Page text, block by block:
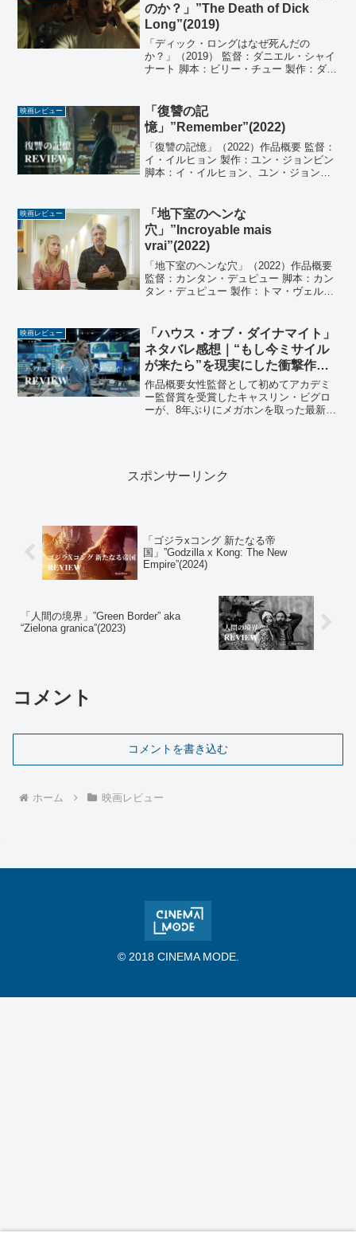
のか？」”The Death of Dick
Long”(2019)
「ディック・ロングはなぜ死んだの
か？」（2019） 監督：ダニエル・シャイ
ナート 脚本：ビリー・チュー 製作：ダニ
バート・マクダウェル 撮影：アシュレ
イ・コナー...
映画レビュー
「復讐の記
憶」”Remember”(2022)
「復讐の記憶」（2022）作品概要 監督：
イ・イルヒョン 製作：ユン・ジョンビン
脚本：イ・イルヒョン、ユン・ジョンビ
ンボム 音楽：ファン・サンジュン 出演：
イ...
映画レビュー
「地下室のヘンな
穴」”Incroyable mais
vrai”(2022)
「地下室のヘンな穴」（2022）作品概要
監督：カンタン・デュピュー 脚本：カン
タン・デュピュー 製作：トマ・ヴェルア
ュピュー 編集：カンタン・デュピュー 出
演：ラン...
映画レビュー
「ハウス・オブ・ダイナマイト」
ネタバレ感想｜“もし今ミサイル
が来たら”を現実にした衝撃作
【Netflix】
作品概要女性監督として初めてアカデミ
ー監督賞を受賞したキャスリン・ビグロ
ーが、8年ぶりにメガホンを取った最新
スポンサーリンク
「ゴジラxコング 新たなる帝
国」”Godzilla x Kong: The New
Empire”(2024)
「人間の境界」”Green Border” aka
“Zielona granica”(2023)
コメント
コメントを書き込む
ホーム 映画レビュー
© 2018 CINEMA MODE.